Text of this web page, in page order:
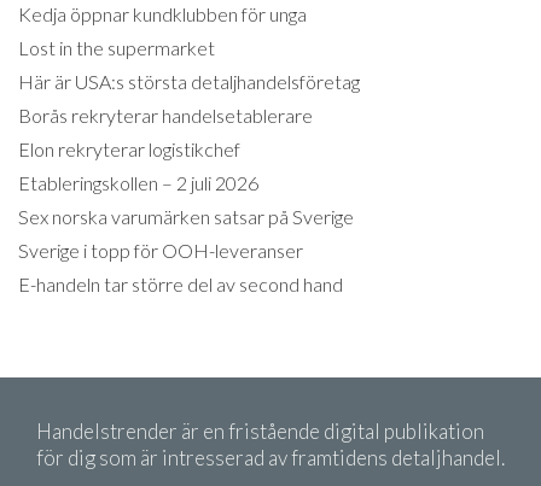
Kedja öppnar kundklubben för unga
Lost in the supermarket
Här är USA:s största detaljhandelsföretag
Borås rekryterar handelsetablerare
Elon rekryterar logistikchef
Etableringskollen – 2 juli 2026
Sex norska varumärken satsar på Sverige
Sverige i topp för OOH-leveranser
E-handeln tar större del av second hand
Handelstrender är en fristående digital publikation
för dig som är intresserad av framtidens detaljhandel.